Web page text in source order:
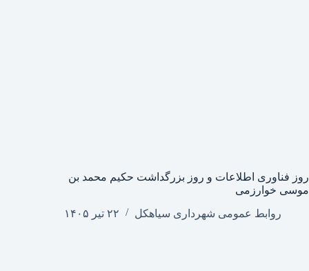
روز فناوری اطلاعات و روز بزرگداشت حکیم محمد بن
موسی خوارزمی
روابط عمومی شهرداری سیاهکل
۲۲ تیر ۱۴۰۵